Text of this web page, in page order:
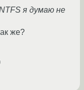
я думаю не
же?